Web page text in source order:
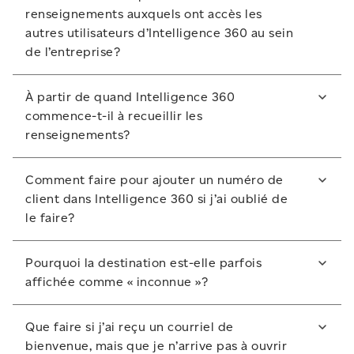
une session. Le format API est envisagé comme une
amélioration potentielle future.
renseignements auxquels ont accès les
autres utilisateurs d’Intelligence 360 au sein
de l’entreprise?
Accorder l’accès à des personnes au sein de votre
entreprise ou modifier l’accès de ces utilisateurs.
par numéro de client.
À partir de quand Intelligence 360
commence-t-il à recueillir les
renseignements?
renseignements à partir du moment où vous
commencez à utiliser l’outil. Vous pouvez consulter
des renseignements qui remontent jusqu’à deux ans
plus tôt. Par contre, vous ne pouvez pas accéder aux
données qui datent d’avant que vous commenciez à
utiliser Intelligence 360.
Comment faire pour ajouter un numéro de
client dans Intelligence 360 si j’ai oublié de
le faire?
soumettre un formulaire modifié d’établissement du
compte du client comportant les nouveaux numéros
de client à ajouter dans Intelligence 360.
Pourquoi la destination est-elle parfois
affichée comme « inconnue »?
protection des renseignements personnels exigent
Que faire si j’ai reçu un courriel de
bienvenue, mais que je n’arrive pas à ouvrir